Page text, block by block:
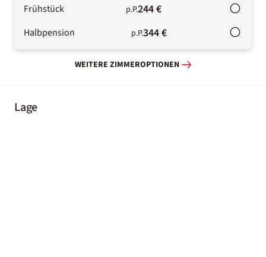
Frühstück p.P.244 €
Halbpension p.P.344 €
WEITERE ZIMMEROPTIONEN
Lage